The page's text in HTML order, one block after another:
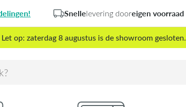
Snellelevering dooreigen voorraad
op: zaterdag 8 augustus is de showroom gesloten.